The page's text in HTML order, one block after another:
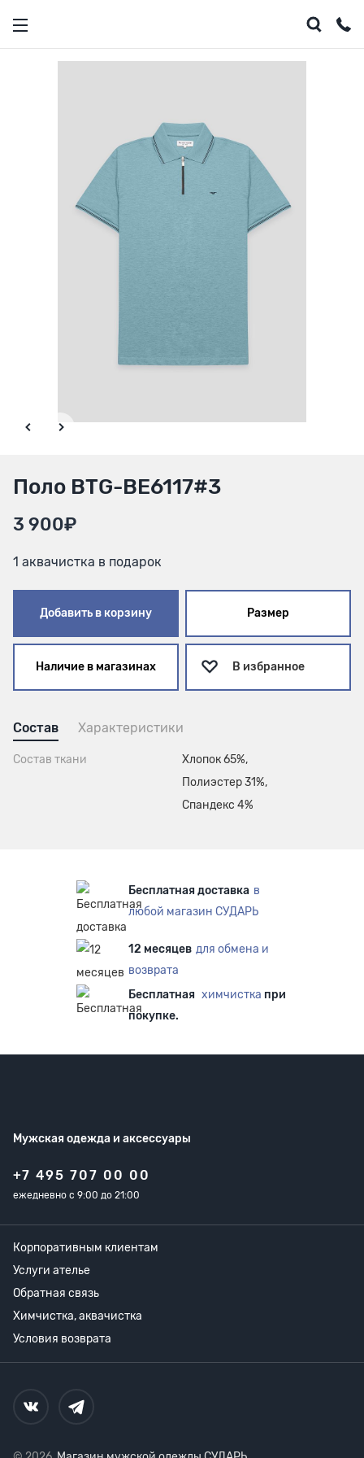
Поло BTG-BE6117#3
3 900₽
1 аквачистка в подарок
Добавить в корзину Размер
Наличие в магазинах В избранное
Состав Характеристики
Состав ткани
Хлопок 65%,
Полиэстер 31%,
Спандекс 4%
Бесплатная доставка в
любой магазин СУДАРЬ
12 месяцев для обмена и
возврата
Бесплатная химчистка при
покупке.
Мужская одежда и аксессуары
+7 495 707 00 00
ежедневно с 9:00 до 21:00
Корпоративным клиентам
Услуги ателье
Обратная связь
Химчистка, аквачистка
Условия возврата